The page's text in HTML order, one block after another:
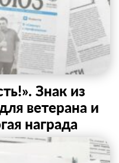
Знак из
ветерана и
награда